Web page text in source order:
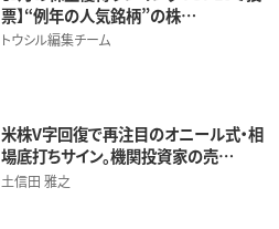
票】“例年の人気銘柄”の株…
トウシル編集チーム
米株V字回復で再注目のオニール式・相
場底打ちサイン。機関投資家の売…
土信田 雅之